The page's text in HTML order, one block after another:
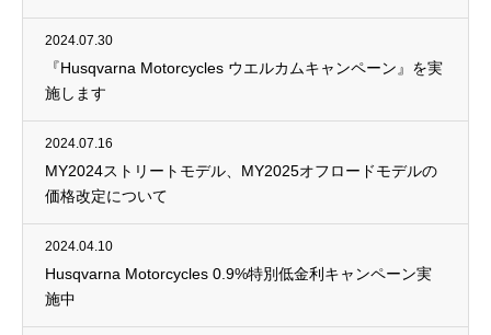
2024.07.30
『Husqvarna Motorcycles ウエルカムキャンペーン』を実
施します
2024.07.16
MY2024ストリートモデル、MY2025オフロードモデルの
価格改定について
2024.04.10
Husqvarna Motorcycles 0.9%特別低金利キャンペーン実
施中